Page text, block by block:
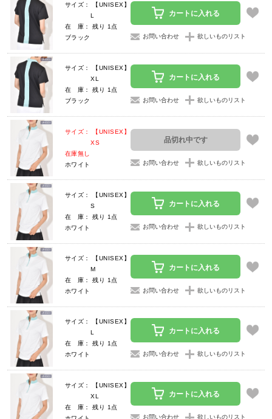
サイズ： 【UNISEX】
L
在 庫： 残り 1点
ブラック
カートに入れる
お問い合わせ 欲しいものリスト
サイズ： 【UNISEX】
XL
在 庫： 残り 1点
ブラック
カートに入れる
お問い合わせ 欲しいものリスト
サイズ： 【UNISEX】
XS
在庫無し
ホワイト
品切れ中です
お問い合わせ 欲しいものリスト
サイズ： 【UNISEX】
S
在 庫： 残り 1点
ホワイト
カートに入れる
お問い合わせ 欲しいものリスト
サイズ： 【UNISEX】
M
在 庫： 残り 1点
ホワイト
カートに入れる
お問い合わせ 欲しいものリスト
サイズ： 【UNISEX】
L
在 庫： 残り 1点
ホワイト
カートに入れる
お問い合わせ 欲しいものリスト
サイズ： 【UNISEX】
XL
在 庫： 残り 1点
カートに入れる
お問い合わせ 欲しいものリスト